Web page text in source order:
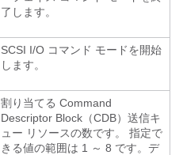
了します。
SCSI I/O コマンド モードを開始
します。
割り当てる Command
Descriptor Block（CDB）送信キ
ュー リソースの数です。 指定で
きる値の範囲は 1 ～ 8 です。デ